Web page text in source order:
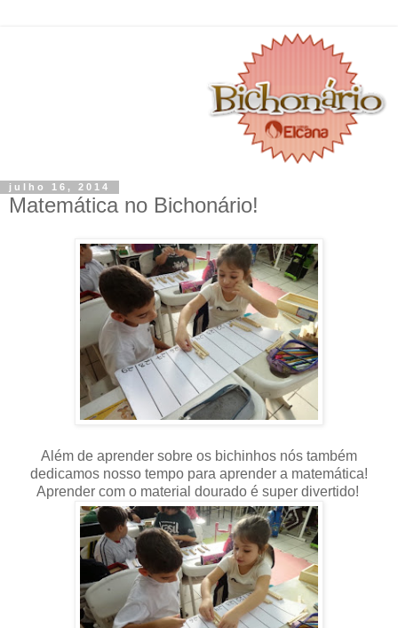
julho 16, 2014
Matemática no Bichonário!
Além de aprender sobre os bichinhos nós também
dedicamos nosso tempo para aprender a matemática!
Aprender com o material dourado é super divertido!